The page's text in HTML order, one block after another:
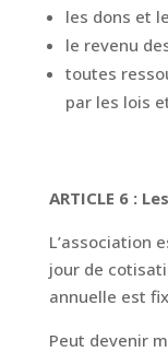
les dons et
le revenu
toutes
par les lois
ARTICLE 6 :
L’association
jour de
annuelle est
Peut devenir